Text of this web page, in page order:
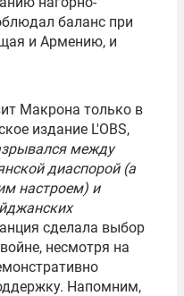
баланс при
и Армению, и
Макрона только в
издание L'OBS,
между
диаспорой (а
настроем) и
сделала выбор
несмотря на
Напомним,